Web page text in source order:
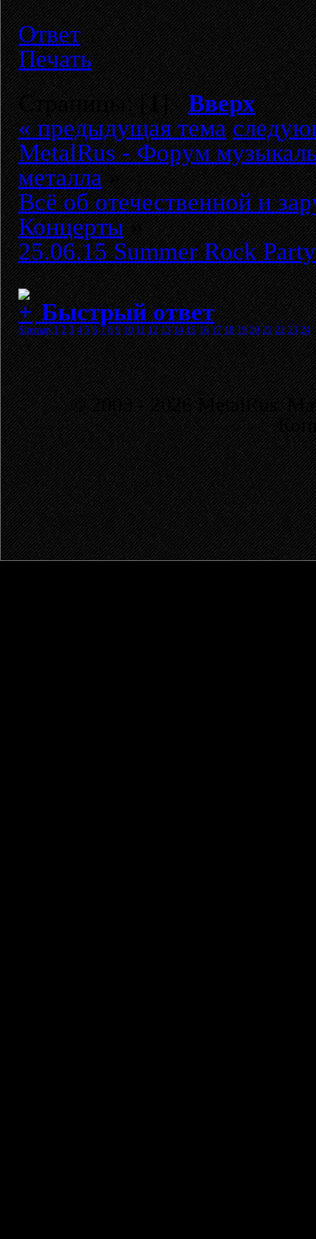
Ответ
Печать
Страницы: [1]Вверх
« предыдущая тема
MetalRus - Форум
металла»
Всё об отечественной и
Концерты»
25.06.15 Summer Rock Party
Быстрый ответ
Sitemap 1 2 3 4 5 6 7 8 9 10 11 12 13 14 15 16 17 18 19 20 21 22 23 24
© 2003 - 2026 MetalRus.